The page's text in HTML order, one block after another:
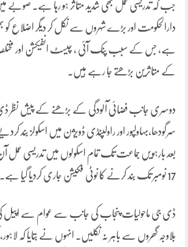
جب کہ تدریسی عمل بھی شدید متاثر ہو رہا ہے۔ صوبے
دارالحکومت اور بڑے شہروں سے نکل کر دیگر اضلاع کو
ہے، جس کے سبب پنک آئی ، چیسٹ انفیکشن اور
کے متاثرین بڑھتے جا رہے ہیں۔
دوسری جانب فضائی آلودگی کے بڑھنے کے پیش نظر
سرگودھا،بہاولپور اور راولپنڈی ڈویژن میں اسکولز
بعد بارہویں جماعت تک تمام اسکولوں میں تدریسی عمل
17 نومبر تک بند کرنے کا نوٹی فکیشن جاری کردیا گیا ہے۔
ڈی جی ماحولیات پنجاب کی جانب سے عوام سے اپیل
بلاوجہ گھروں سے باہر نہ نکلیں۔ انہوں نے بتایا کہ لاہور،